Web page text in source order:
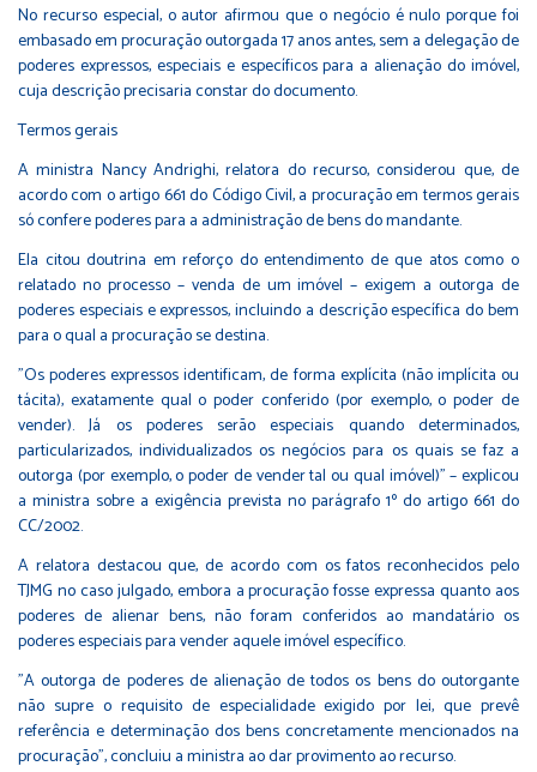
No recurso especial, o autor afirmou que o negócio é nulo porque foi
embasado em procuração outorgada 17 anos antes, sem a delegação de
poderes expressos, especiais e específicos para a alienação do imóvel,
cuja descrição precisaria constar do documento.
Termos​ ge​rais
A ministra Nancy Andrighi, relatora do recurso, considerou que, de
acordo com oartigo 661do Código Civil, a procuração em termos gerais
só confere poderes para a administração de bens do mandante.
Ela citou doutrina em reforço do entendimento de que atos como o
relatado no processo – venda de um imóvel – exigem a outorga de
poderes especiais e expressos, incluindo a descrição específica do bem
para o qual a procuração se destina.
"Os poderes expressos identificam, de forma explícita (não implícita ou
tácita), exatamente qual o poder conferido (por exemplo, o poder de
vender). Já os poderes serão especiais quando determinados,
particularizados, individualizados os negócios para os quais se faz a
outorga (por exemplo, o poder de vender tal ou qual imóvel)" – explicou
a ministra sobre a exigência prevista no parágrafo 1º do artigo 661 do
CC/2002.
A relatora destacou que, de acordo com os fatos reconhecidos pelo
TJMG no caso julgado, embora a procuração fosse expressa quanto aos
poderes de alienar bens, não foram conferidos ao mandatário os
poderes especiais para vender aquele imóvel específico.
"A outorga de poderes de alienação de todos os bens do outorgante
não supre o requisito de especialidade exigido por lei, que prevê
referência e determinação dos bens concretamente mencionados na
procuração", concluiu a ministra ao dar provimento ao recurso.